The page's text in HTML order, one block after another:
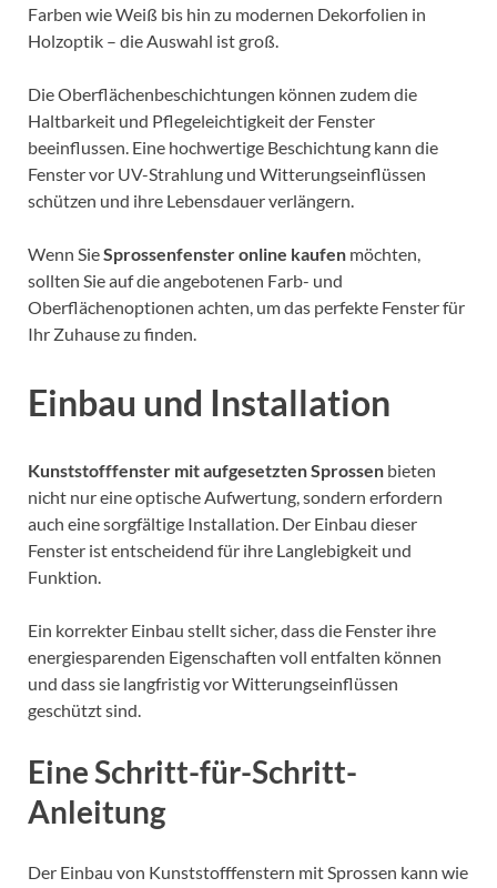
Farben wie Weiß bis hin zu modernen Dekorfolien in
Holzoptik – die Auswahl ist groß.
Die Oberflächenbeschichtungen können zudem die
Haltbarkeit und Pflegeleichtigkeit der Fenster
beeinflussen. Eine hochwertige Beschichtung kann die
Fenster vor UV-Strahlung und Witterungseinflüssen
schützen und ihre Lebensdauer verlängern.
Wenn SieSprossenfenster online kaufen möchten,
sollten Sie auf die angebotenen Farb- und
Oberflächenoptionen achten, um das perfekte Fenster für
Ihr Zuhause zu finden.
Einbau und Installation
Kunststofffenster mit aufgesetzten Sprossen bieten
nicht nur eine optische Aufwertung, sondern erfordern
auch eine sorgfältige Installation. Der Einbau dieser
Fenster ist entscheidend für ihre Langlebigkeit und
Funktion.
Ein korrekter Einbau stellt sicher, dass die Fenster ihre
energiesparenden Eigenschaften voll entfalten können
und dass sie langfristig vor Witterungseinflüssen
geschützt sind.
Eine Schritt-für-Schritt-
Anleitung
Der Einbau von Kunststofffenstern mit Sprossen kann wie